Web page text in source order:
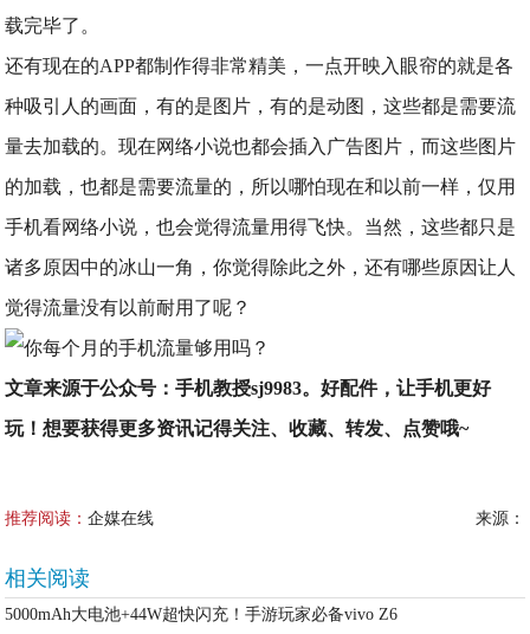
载完毕了。
还有现在的APP都制作得非常精美，一点开映入眼帘的就是各
种吸引人的画面，有的是图片，有的是动图，这些都是需要流
量去加载的。现在网络小说也都会插入广告图片，而这些图片
的加载，也都是需要流量的，所以哪怕现在和以前一样，仅用
手机看网络小说，也会觉得流量用得飞快。当然，这些都只是
诸多原因中的冰山一角，你觉得除此之外，还有哪些原因让人
觉得流量没有以前耐用了呢？
文章来源于公众号：手机教授sj9983。好配件，让手机更好
玩！想要获得更多资讯记得关注、收藏、转发、点赞哦~
推荐阅读：企媒在线 来源：
相关阅读
5000mAh大电池+44W超快闪充！手游玩家必备vivo Z6